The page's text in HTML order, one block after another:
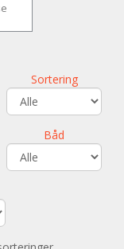
Sortering
Båd